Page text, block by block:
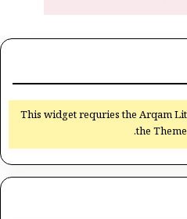
This widget requries the Arqam
the